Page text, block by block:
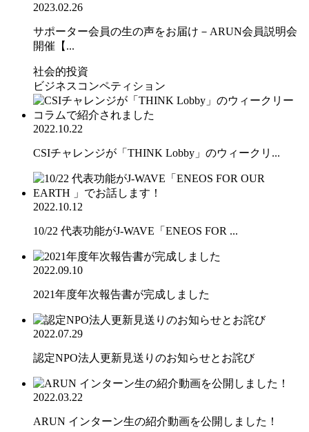
2023.02.26
サポーター会員の生の声をお届け－ARUN会員説明会
開催【...
社会的投資
ビジネスコンペティション
2022.10.22
CSIチャレンジが「THINK Lobby」のウィークリ...
2022.10.12
10/22 代表功能がJ-WAVE「ENEOS FOR ...
2022.09.10
2021年度年次報告書が完成しました
2022.07.29
認定NPO法人更新見送りのお知らせとお詫び
2022.03.22
ARUN インターン生の紹介動画を公開しました！